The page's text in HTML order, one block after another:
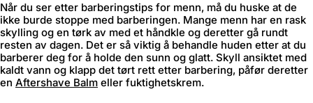
Når du ser etter barberingstips for menn, må du huske at de
ikke burde stoppe med barberingen. Mange menn har en rask
skylling og en tørk av med et håndkle og deretter gå rundt
resten av dagen. Det er så viktig å behandle huden etter at du
barberer deg for å holde den sunn og glatt. Skyll ansiktet med
kaldt vann og klapp det tørt rett etter barbering, påfør deretter
en Aftershave Balm eller fuktighetskrem.